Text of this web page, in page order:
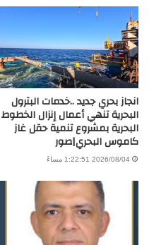
انجاز بحري جديد ..خدمات البترول
البحرية تنهي أعمال إنزال الخطوط
البحرية بمشروع تنمية حقل غاز
كاموس البحري|صور
2026/08/04 1:22:51 مساءً